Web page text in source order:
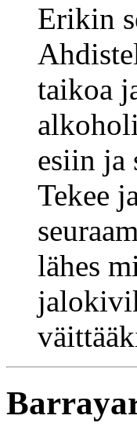
Erikin
taikoa
esiin ja
Tekee
lähes